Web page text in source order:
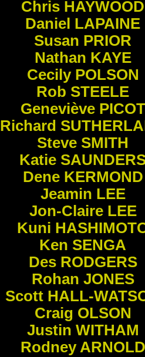
Chris HAYWOOD
Daniel LAPAINE
Susan PRIOR
Nathan KAYE
Cecily POLSON
Rob STEELE
Geneviève PICOT
Richard
Steve SMITH
Katie
Dene KERMOND
Jeamin LEE
Jon-Claire LEE
Kuni
Ken SENGA
Des RODGERS
Rohan JONES
Scott HALL-
Craig OLSON
Justin WITHAM
Rodney ARNOLD